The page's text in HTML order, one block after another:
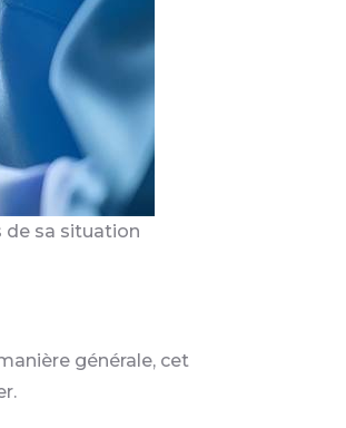
de sa situation
générale, cet